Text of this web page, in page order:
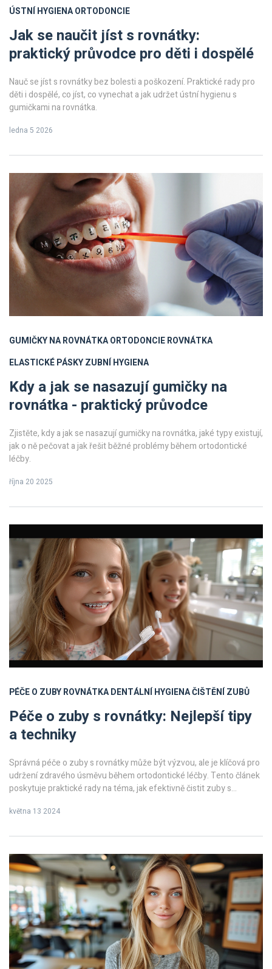
ÚSTNÍ HYGIENAORTODONCIE
Jak se naučit jíst s rovnátky:
praktický průvodce pro děti i dospělé
Nauč se jíst s rovnátky bez bolesti a poškození. Praktické rady pro
děti i dospělé, co jíst, co vynechat a jak udržet ústní hygienu s
gumičkami na rovnátka.
ledna 5 2026
GUMIČKY NA ROVNÁTKAORTODONCIEROVNÁTKA
ELASTICKÉ PÁSKYZUBNÍ HYGIENA
Kdy a jak se nasazují gumičky na
rovnátka - praktický průvodce
Zjistěte, kdy a jak se nasazují gumičky na rovnátka, jaké typy existují,
jak o ně pečovat a jak řešit běžné problémy během ortodontické
léčby.
října 20 2025
PÉČE O ZUBYROVNÁTKADENTÁLNÍ HYGIENAČIŠTĚNÍ ZUBŮ
Péče o zuby s rovnátky: Nejlepší tipy
a techniky
Správná péče o zuby s rovnátky může být výzvou, ale je klíčová pro
udržení zdravého úsměvu během ortodontické léčby. Tento článek
poskytuje praktické rady na téma, jak efektivně čistit zuby s
dásněmi. Odhalíme také, jak správně jíst s rovnátky a jaká opatření
května 13 2024